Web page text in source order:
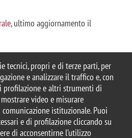
tecnici, propri e di terze parti, per
e analizzare il traffico e, con
profilazione e altri strumenti di
video e misurare
istituzionale. Puoi
e di profilazione cliccando su
di acconsentirne l’utilizzo
, ultimo aggiornamento il
degli Studi di Milano-Bicocca
Nuovo, 1 - 20126, Milano
ateneo.bicocca@pec.unimib.it
|Contattaci